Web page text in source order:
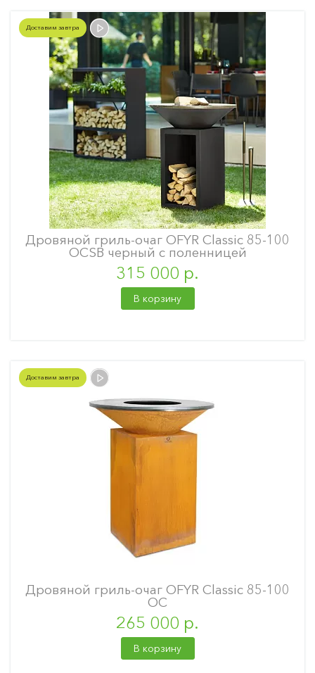
Доставим завтра
Дровяной гриль-очаг OFYR Classic 85-100
OCSB черный с поленницей
315 000 р.
В корзину
Доставим завтра
Дровяной гриль-очаг OFYR Classic 85-100
OC
265 000 р.
В корзину